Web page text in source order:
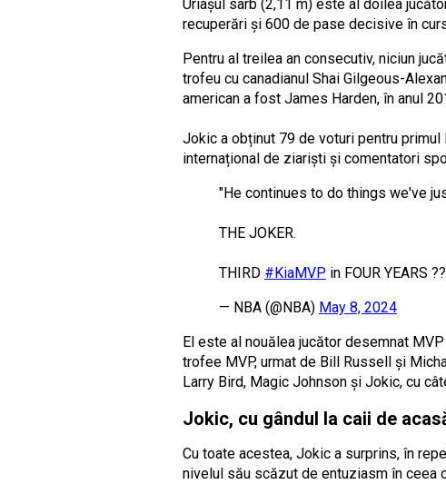
Uriașul sârb (2,11 m) este al doilea
recuperări și 600 de pase decisive în
Pentru al treilea an consecutiv, niciun
trofeu cu canadianul Shai Gilgeous-
american a fost James Harden, în anul
Jokic a obținut 79 de voturi pentru
internațional de ziariști și comentatori
"He continues to do things we've
THE JOKER.
THIRD #KiaMVP in FOUR YEARS
— NBA (@NBA) May 8, 2024
El este al nouălea jucător desemnat
trofee MVP, urmat de Bill Russell și
Larry Bird, Magic Johnson și Jokic, cu
Jokic, cu gândul la caii de
Cu toate acestea, Jokic a surprins, în
nivelul său scăzut de entuziasm în ceea